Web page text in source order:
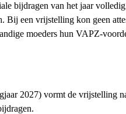
bijdragen van het jaar
Bij een vrijstelling kon geen
moeders hun VAPZ-
2027) vormt de vrijstelling